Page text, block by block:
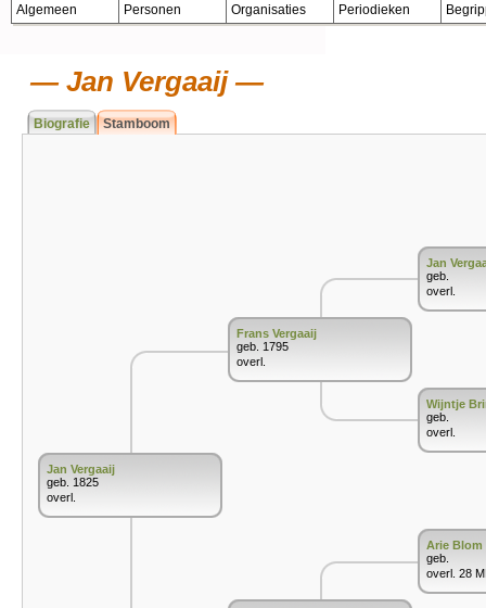
Algemeen Personen Organisaties Periodieken
Jan Vergaaij
Biografie Stamboom
Jan Vergaaij
geb. 1825
overl.
Frans Vergaaij
geb. 1795
overl.
Jan
geb.
overl.
Wijntje
geb.
overl.
Arie Blom
geb.
overl. 28